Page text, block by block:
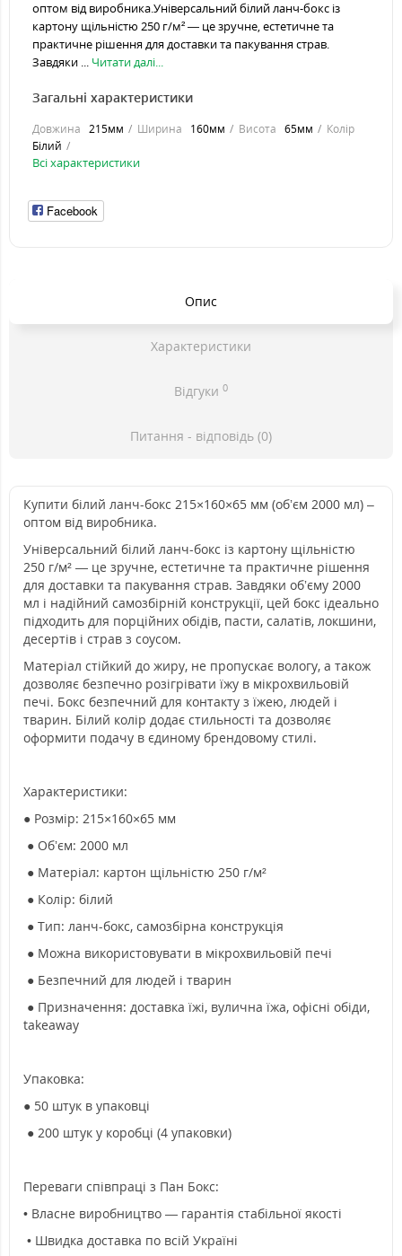
оптом від виробника.Універсальний білий ланч-бокс із
картону щільністю 250 г/м² — це зручне, естетичне та
практичне рішення для доставки та пакування страв.
Завдяки ... Читати далі...
Загальні характеристики
Довжина 215мм Ширина 160мм Висота 65мм
Колір
Білий
Всі характеристики
Facebook
Опис
Характеристики
Відгуки 0
Питання - відповідь (0)
Купити білий ланч-бокс 215×160×65 мм (обʼєм 2000 мл) –
оптом від виробника.
Універсальний білий ланч-бокс із картону щільністю
250 г/м² — це зручне, естетичне та практичне рішення
для доставки та пакування страв. Завдяки обʼєму 2000
мл і надійний самозбірній конструкції, цей бокс ідеально
підходить для порційних обідів, пасти, салатів, локшини,
десертів і страв з соусом.
Матеріал стійкий до жиру, не пропускає вологу, а також
дозволяє безпечно розігрівати їжу в мікрохвильовій
печі. Бокс безпечний для контакту з їжею, людей і
тварин. Білий колір додає стильності та дозволяє
оформити подачу в єдиному брендовому стилі.
Характеристики:
● Розмір: 215×160×65 мм
● Обʼєм: 2000 мл
● Матеріал: картон щільністю 250 г/м²
● Колір: білий
● Тип: ланч-бокс, самозбірна конструкція
● Можна використовувати в мікрохвильовій печі
● Безпечний для людей і тварин
● Призначення: доставка їжі, вулична їжа, офісні обіди,
takeaway
Упаковка:
● 50 штук в упаковці
● 200 штук у коробці (4 упаковки)
Переваги співпраці з Пан Бокс:
• Власне виробництво — гарантія стабільної якості
• Швидка доставка по всій Україні